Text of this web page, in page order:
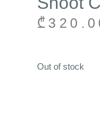
₾
Out of stock